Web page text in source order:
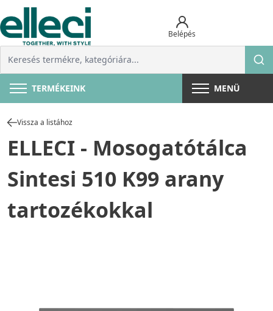
Belépés
TERMÉKEINK MENÜ
Vissza a listához
ELLECI - Mosogatótálca
Sintesi 510 K99 arany
tartozékokkal